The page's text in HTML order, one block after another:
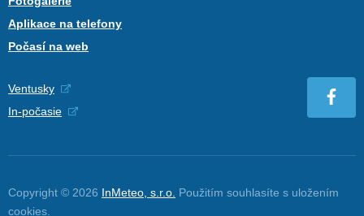
Aplikace na telefony
Počasí na web
Ventusky
In-počasie
Copyright © 2026 InMeteo, s.r.o. Použitím souhlasíte s uložením
cookies